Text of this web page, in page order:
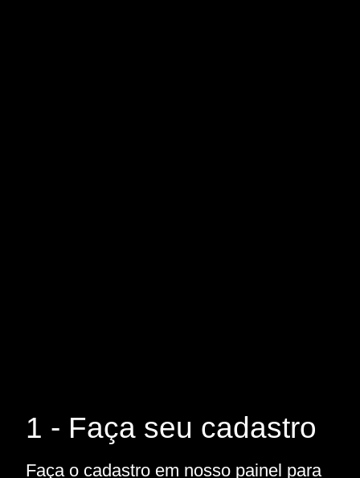
1 - Faça seu cadastro
Faça o cadastro em nosso painel para